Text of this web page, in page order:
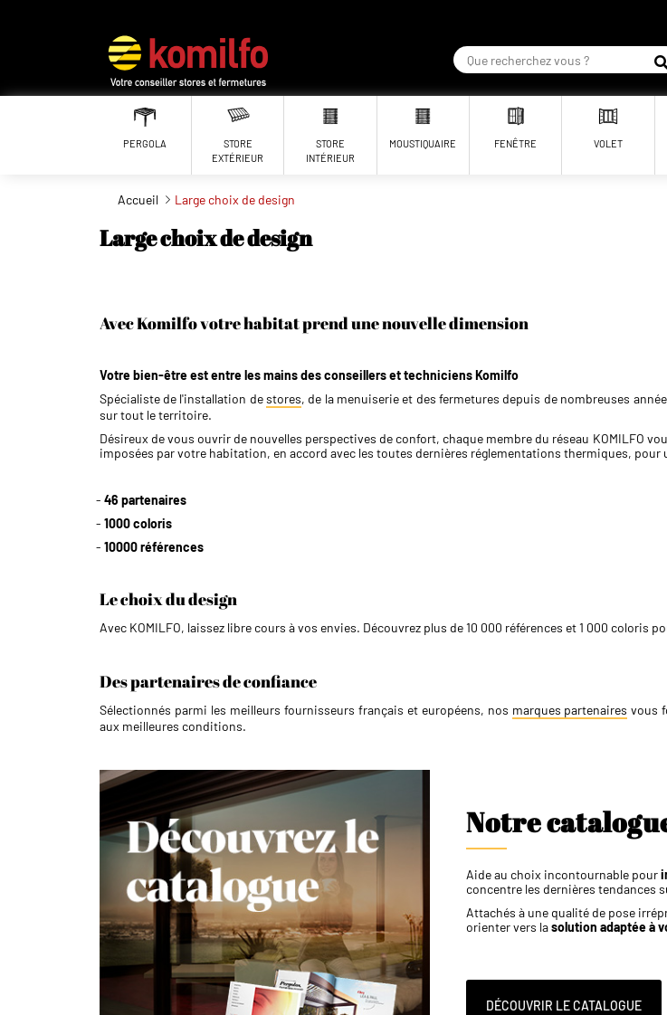
PERGOLA
STORE
EXTÉRIEUR
STORE
INTÉRIEUR
MOUSTIQUAIRE FENÊTRE VOLET
Accueil Large choix de design
Large choix de design
Avec Komilfo votre habitat prend une nouvelle dimension
Votre bien-être est entre les mains des conseillers et techniciens Komilfo
Spécialiste de l'installation destores, de la menuiserie et des fermetures depuis de nombreuses
sur tout le territoire.
Désireux de vous ouvrir de nouvelles perspectives de confort, chaque membre du réseau KOMILFO
imposées par votre habitation, en accord avec les toutes dernières réglementations thermiques,
46 partenaires
1000 coloris
10000 références
Le choix du design
Avec KOMILFO, laissez libre cours à vos envies. Découvrez plus de 10 000 références et 1 000 coloris
Des partenaires de confiance
Sélectionnés parmi les meilleurs fournisseurs français et européens, nos marques partenaires vous
aux meilleures conditions.
Notre
Aide au choix incontournable pour
concentre les dernières tendances
Attachés à une qualité de pose
orienter vers lasolution adaptée à
DÉCOUVRIR LE CATALOGUE